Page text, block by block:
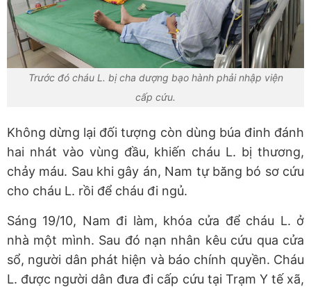
Trước đó cháu L. bị cha dượng bạo hành phải nhập viện
cấp cứu.
Không dừng lại đối tượng còn dùng búa đinh đánh
hai nhát vào vùng đầu, khiến cháu L. bị thương,
chảy máu. Sau khi gây án, Nam tự băng bó sơ cứu
cho cháu L. rồi để cháu đi ngủ.
Sáng 19/10, Nam đi làm, khóa cửa để cháu L. ở
nhà một mình. Sau đó nạn nhân kêu cứu qua cửa
sổ, người dân phát hiện và báo chính quyền. Cháu
L. được người dân đưa đi cấp cứu tại Trạm Y tế xã,